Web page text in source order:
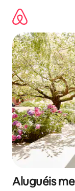
para
conteúdo
Aluguéis